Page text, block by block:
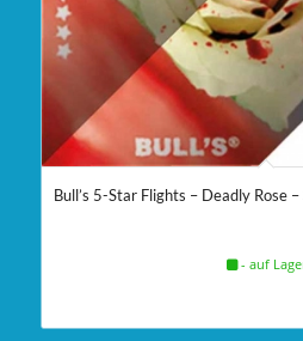
Bull’s 5-Star Flights – Deadly Rose –
- auf